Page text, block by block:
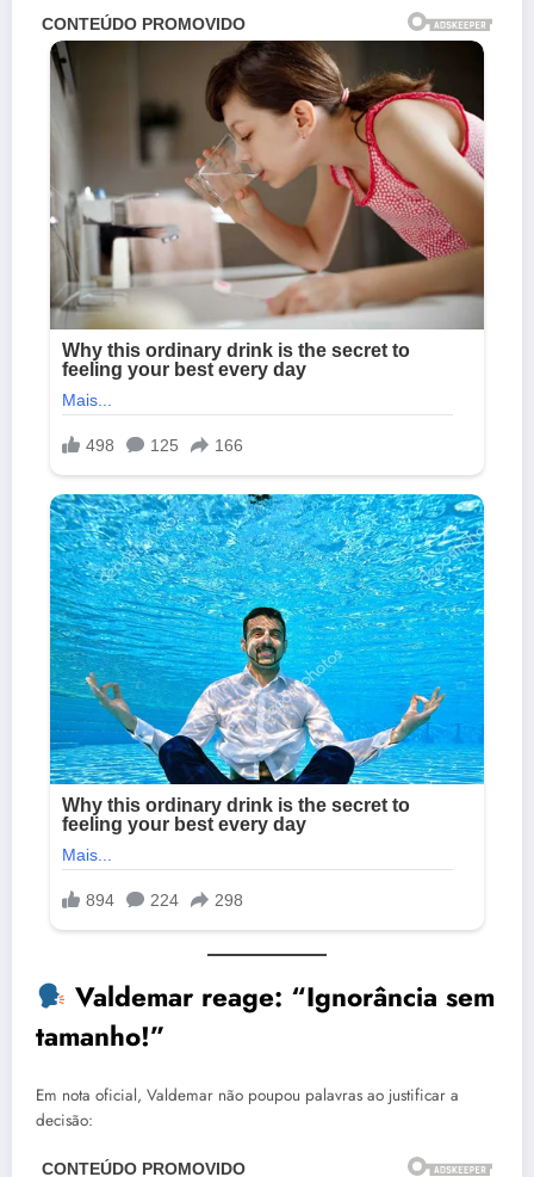
Valdemar reage: “Ignorância sem
tamanho!”
Em nota oficial, Valdemar não poupou palavras ao justificar a
decisão: